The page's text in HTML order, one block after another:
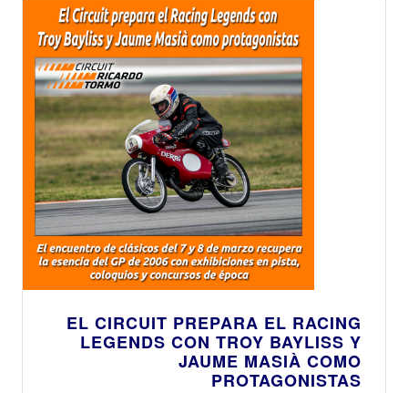
EL CIRCUIT PREPARA EL RACING
LEGENDS CON TROY BAYLISS Y
JAUME MASIÀ COMO
PROTAGONISTAS